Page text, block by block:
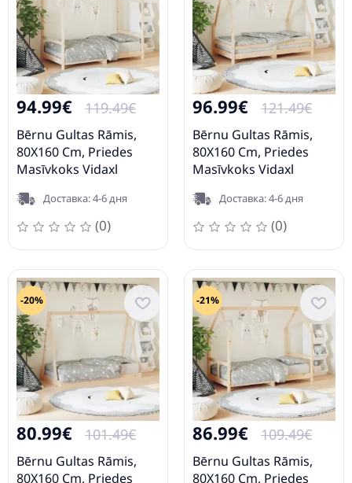
94.99€ 119.49€
Bērnu Gultas Rāmis,
80X160 Cm, Priedes
Masīvkoks Vidaxl
Доставка: 4-6 дня
(0)
96.99€ 121.49€
Bērnu Gultas Rāmis,
80X160 Cm, Priedes
Masīvkoks Vidaxl
Доставка: 4-6 дня
(0)
-20%
80.99€ 101.49€
Bērnu Gultas Rāmis,
80X160 Cm, Priedes
-21%
86.99€ 109.49€
Bērnu Gultas Rāmis,
80X160 Cm, Priedes